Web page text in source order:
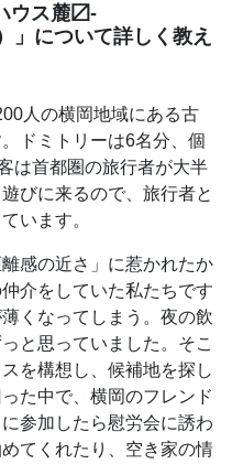
ウス麓〼-
」について詳しく教え
人の横岡地域にある古
ドミトリーは6名分、個
は首都圏の旅行者が大半
びに来るので、旅行者と
います。
感の近さ」に惹かれたか
介をしていた私たちです
くなってしまう。夜の飲
と思っていました。そこ
を構想し、候補地を探し
た中で、横岡のフレンド
参加したら慰労会に誘わ
てくれたり、空き家の情